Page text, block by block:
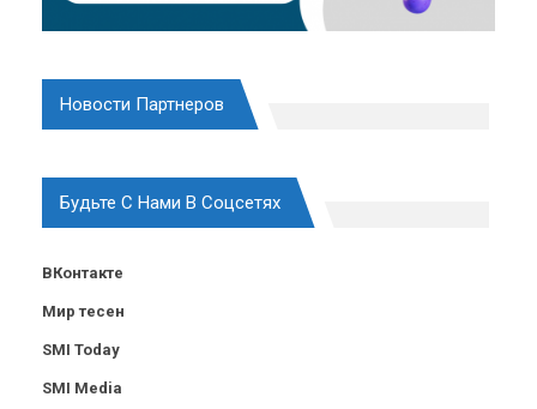
Новости Партнеров
Будьте С Нами В Соцсетях
ВКонтакте
Мир тесен
SMI Today
SMI Media